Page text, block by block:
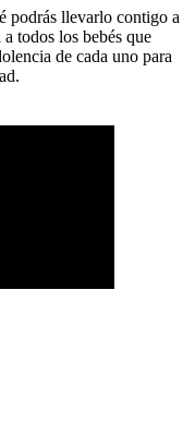
podrás llevarlo contigo a
a todos los bebés que
de cada uno para